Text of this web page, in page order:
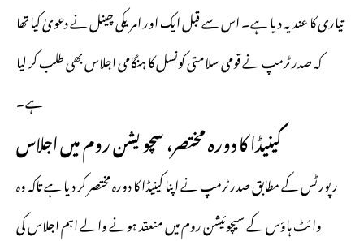
تیاری کا عندیہ دیا ہے۔ اس سے قبل ایک اور امریکی چینل نے دعویٰ کیا تھا
کہ صدر ٹرمپ نے قومی سلامتی کونسل کا ہنگامی اجلاس بھی طلب کر لیا
ہے۔
کینیڈا کا دورہ مختصر، سچویشن روم میں اجلاس
رپورٹس کے مطابق صدر ٹرمپ نے اپنا کینیڈا کا دورہ مختصر کر دیا ہے تاکہ وہ
وائٹ ہاؤس کے سیچوئیشن روم میں منعقد ہونے والے اہم اجلاس کی